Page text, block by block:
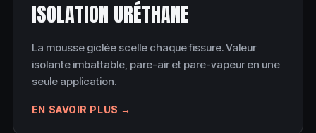
ISOLATION URÉTHANE
La mousse giclée scelle chaque fissure. Valeur
isolante imbattable, pare-air et pare-vapeur en une
seule application.
EN SAVOIR PLUS →